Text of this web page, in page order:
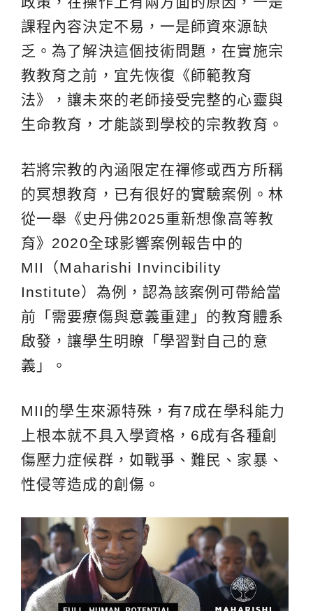
課程內容決定不易，一是師資來源缺
乏。為了解決這個技術問題，在實施宗
教教育之前，宜先恢復《師範教育
法》，讓未來的老師接受完整的心靈與
生命教育，才能談到學校的宗教教育。
若將宗教的內涵限定在禪修或西方所稱
的冥想教育，已有很好的實驗案例。林
從一舉《史丹佛2025重新想像高等教
育》2020全球影響案例報告中的
MII（Maharishi Invincibility
Institute）為例，認為該案例可帶給當
前「需要療傷與意義重建」的教育體系
啟發，讓學生明瞭「學習對自己的意
義」。
MII的學生來源特殊，有7成在學科能力
上根本就不具入學資格，6成有各種創
傷壓力症候群，如戰爭、難民、家暴、
性侵等造成的創傷。